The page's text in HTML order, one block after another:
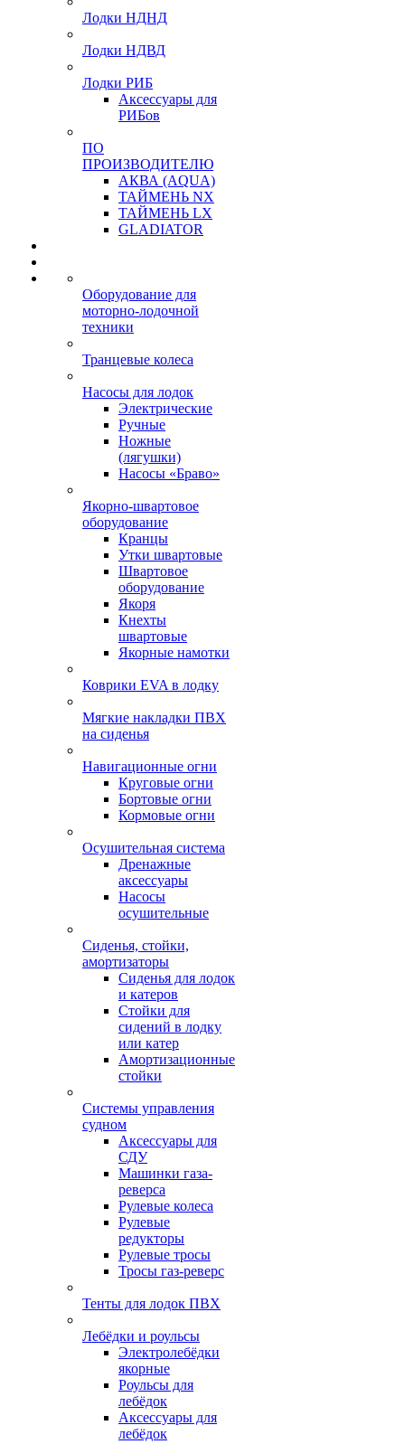
Лодки НДНД
Лодки НДВД
Лодки РИБ
Аксессуары для
РИБов
ПО
ПРОИЗВОДИТЕЛЮ
АКВА (AQUA)
ТАЙМЕНЬ NX
ТАЙМЕНЬ LX
GLADIATOR
Оборудование для
моторно-лодочной
техники
Транцевые колеса
Насосы для лодок
Электрические
Ручные
Ножные
(лягушки)
Насосы «Браво»
Якорно-швартовое
оборудование
Кранцы
Утки швартовые
Швартовое
оборудование
Якоря
Кнехты
швартовые
Якорные намотки
Коврики EVA в лодку
Мягкие накладки ПВХ
на сиденья
Навигационные огни
Круговые огни
Бортовые огни
Кормовые огни
Осушительная система
Дренажные
аксессуары
Насосы
осушительные
Сиденья, стойки,
амортизаторы
Сиденья для лодок
и катеров
Стойки для
сидений в лодку
или катер
Амортизационные
стойки
Системы управления
судном
Аксессуары для
СДУ
Машинки газа-
реверса
Рулевые колеса
Рулевые
редукторы
Рулевые тросы
Тросы газ-реверс
Тенты для лодок ПВХ
Лебёдки и роульсы
Электролебёдки
якорные
Роульсы для
лебёдок
Аксессуары для
лебёдок